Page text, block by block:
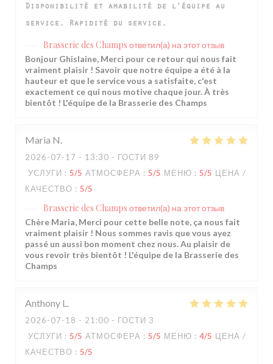
Disponibilité et amabilité de l'équipe au
service. Rapidité du service.
Brasserie des Champs ответил(а) на этот отзыв
Bonjour Ghislaine, Merci pour ce retour qui nous fait
vraiment plaisir ! Savoir que notre équipe a été à la
hauteur et que le service vous a satisfaite, c'est
exactement ce qui nous motive chaque jour. À très
bientôt ! L'équipe de la Brasserie des Champs
Maria N
2026-07-17 - 13:30 - ГОСТИ 89
УСЛУГИ : 5/5 АТМОСФЕРА : 5/5 МЕНЮ : 5/5 ЦЕНА /
КАЧЕСТВО : 5/5
Brasserie des Champs ответил(а) на этот отзыв
Chère Maria, Merci pour cette belle note, ça nous fait
vraiment plaisir ! Nous sommes ravis que vous ayez
passé un aussi bon moment chez nous. Au plaisir de
vous revoir très bientôt ! L'équipe de la Brasserie des
Champs
Anthony L
2026-07-18 - 21:00 - ГОСТИ 3
УСЛУГИ : 5/5 АТМОСФЕРА : 5/5 МЕНЮ : 4/5 ЦЕНА /
КАЧЕСТВО : 5/5